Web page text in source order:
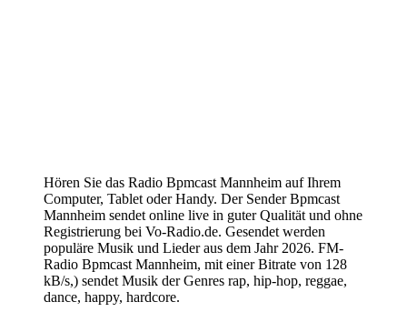
Hören Sie das Radio Bpmcast Mannheim auf Ihrem
Computer, Tablet oder Handy. Der Sender Bpmcast
Mannheim sendet online live in guter Qualität und ohne
Registrierung bei Vo-Radio.de. Gesendet werden
populäre Musik und Lieder aus dem Jahr 2026. FM-
Radio Bpmcast Mannheim, mit einer Bitrate von 128
kB/s,) sendet Musik der Genres rap, hip-hop, reggae,
dance, happy, hardcore.